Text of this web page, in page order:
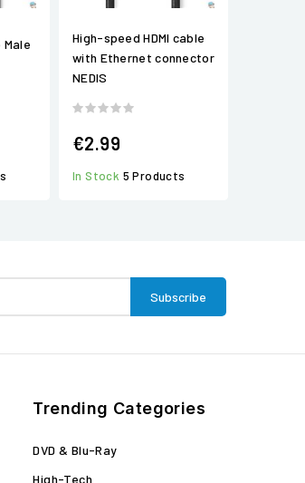
High-speed HDMI cable
with Ethernet connector
NEDIS
€2.99
In Stock 5 Products
Trending Categories
DVD & Blu-Ray
High-Tech